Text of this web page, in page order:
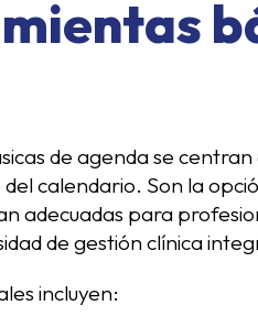
de agenda se
del calendario. Son la
adecuadas para
de gestión clínica
incluyen: